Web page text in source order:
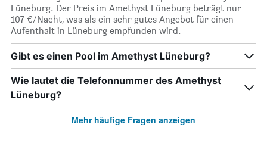
Lüneburg. Der Preis im Amethyst Lüneburg beträgt nur
107 €/Nacht, was als ein sehr gutes Angebot für einen
Aufenthalt in Lüneburg empfunden wird.
Gibt es einen Pool im Amethyst Lüneburg?
Wie lautet die Telefonnummer des Amethyst
Lüneburg?
Mehr häufige Fragen anzeigen